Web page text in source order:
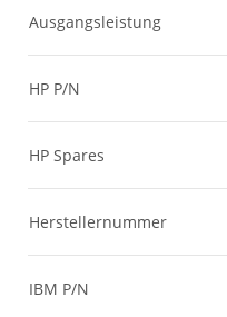
Ausgangsleistung
HP P/N
HP Spares
Herstellernummer
IBM P/N